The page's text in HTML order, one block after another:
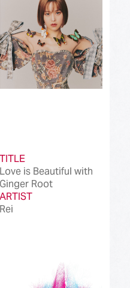
TITLE
Love is Beautiful with
Ginger Root
ARTIST
Rei